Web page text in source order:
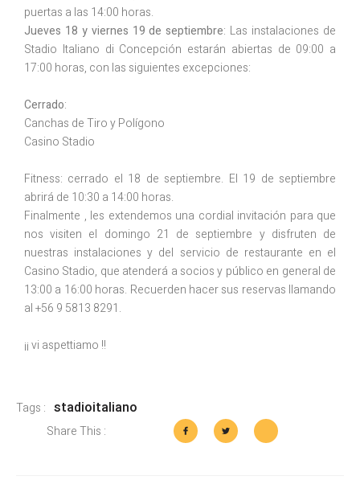
puertas a las 14:00 horas.
Jueves 18 y viernes 19 de septiembre: Las instalaciones de
Stadio Italiano di Concepción estarán abiertas de 09:00 a
17:00 horas, con las siguientes excepciones:
Cerrado:
Canchas de Tiro y Polígono
Casino Stadio
Fitness: cerrado el 18 de septiembre. El 19 de septiembre
abrirá de 10:30 a 14:00 horas.
Finalmente , les extendemos una cordial invitación para que
nos visiten el domingo 21 de septiembre y disfruten de
nuestras instalaciones y del servicio de restaurante en el
Casino Stadio, que atenderá a socios y público en general de
13:00 a 16:00 horas. Recuerden hacer sus reservas llamando
al +56 9 5813 8291.
¡¡ vi aspettiamo !!
Tags : stadioitaliano
Share This :